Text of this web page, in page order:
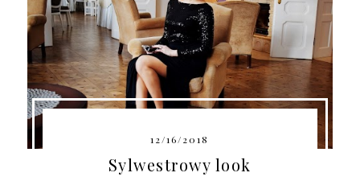
12/16/2018
Sylwestrowy look